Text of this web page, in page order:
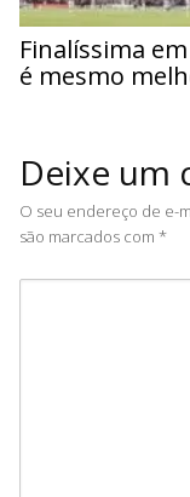
Finalíssima
é mesmo
Deixe um
O seu endereço de e-
são marcados com *